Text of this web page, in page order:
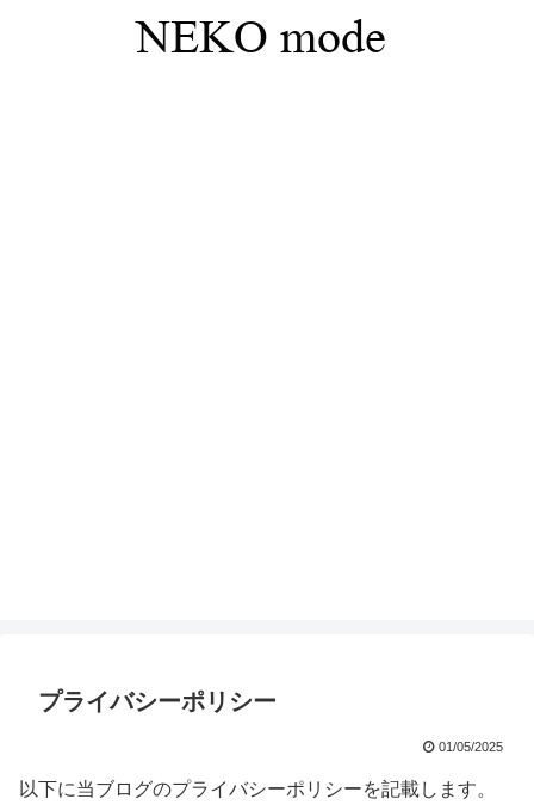
プライバシーポリシー
01/05/2025
以下に当ブログのプライバシーポリシーを記載します。